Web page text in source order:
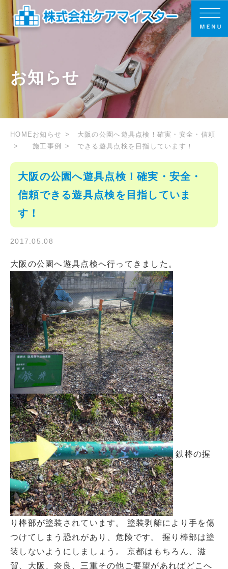
お知らせ
HOME お知らせ
施工事例
大阪の公園へ遊具点検！確実・安全・信頼
できる遊具点検を目指しています！
大阪の公園へ遊具点検！確実・安全・
信頼できる遊具点検を目指していま
す！
2017.05.08
大阪の公園へ遊具点検へ行ってきました。
鉄棒の握
り棒部が塗装されています。 塗装剥離により手を傷
つけてしまう恐れがあり、危険です。 握り棒部は塗
装しないようにしましょう。 京都はもちろん、滋
賀、大阪、奈良、三重その他ご要望があればどこへ